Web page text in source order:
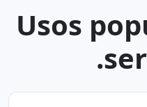
Usos